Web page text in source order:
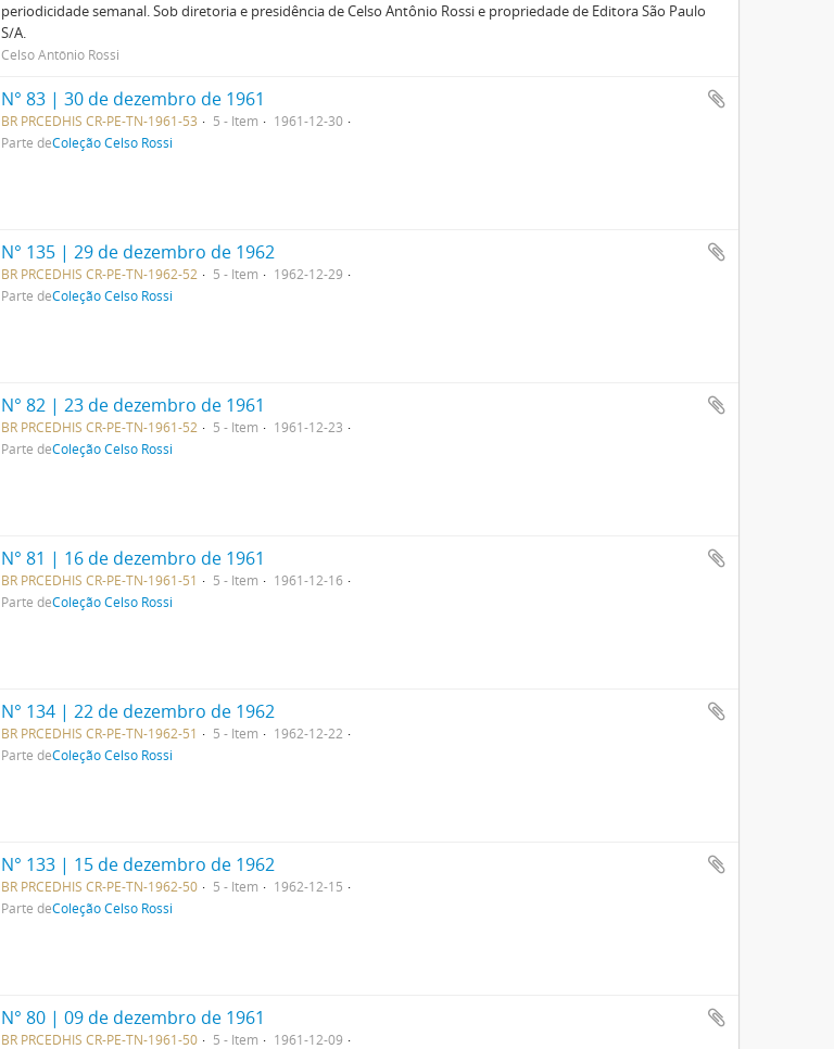
periodicidade semanal. Sob diretoria e presidência de Celso Antônio Rossi e propriedade de Editora São Paulo
S/A.
Celso Antônio Rossi
N° 83 | 30 de dezembro de 1961
BR PRCEDHIS CR-PE-TN-1961-53 5 - Item
1961-12-30
Parte deColeção Celso Rossi
N° 135 | 29 de dezembro de 1962
BR PRCEDHIS CR-PE-TN-1962-52 5 - Item
1962-12-29
Parte deColeção Celso Rossi
N° 82 | 23 de dezembro de 1961
BR PRCEDHIS CR-PE-TN-1961-52 5 - Item
1961-12-23
Parte deColeção Celso Rossi
N° 81 | 16 de dezembro de 1961
BR PRCEDHIS CR-PE-TN-1961-51 5 - Item
1961-12-16
Parte deColeção Celso Rossi
N° 134 | 22 de dezembro de 1962
BR PRCEDHIS CR-PE-TN-1962-51 5 - Item
1962-12-22
Parte deColeção Celso Rossi
N° 133 | 15 de dezembro de 1962
BR PRCEDHIS CR-PE-TN-1962-50 5 - Item
1962-12-15
Parte deColeção Celso Rossi
N° 80 | 09 de dezembro de 1961
BR PRCEDHIS CR-PE-TN-1961-50 5 - Item
1961-12-09